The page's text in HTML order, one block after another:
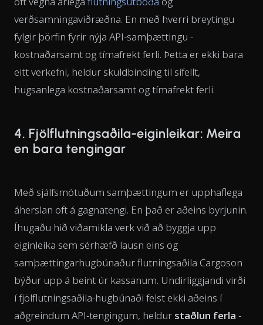
verðsamningaviðræðna. En með hverri breytingu
fylgir þörfin fyrir nýja API-samþættingu -
kostnaðarsamt og tímafrekt ferli. Þetta er ekki bara
eitt verkefni, heldur skuldbinding til sífellt,
hugsanlega kostnaðarsamt og tímafrekt ferli.
4. Fjölflutningsaðila-eiginleikar: Meira
en bara tengingar
Með sjálfsmótuðum samþættingum er upphaflega
áherslan oft á gagnatengi. En það er aðeins byrjunin.
Íhugaðu hið viðamikla verk við að byggja upp
eiginleika sem sérhæfð lausn eins og
samþættingarhugbúnaður flutningsaðila Cargoson
býður upp á beint úr kassanum. Undirliggjandi virði
í fjölflutningsaðila-hugbúnaði felst ekki aðeins í
aðgreindum API-tengingum, heldur staðlun ferla -